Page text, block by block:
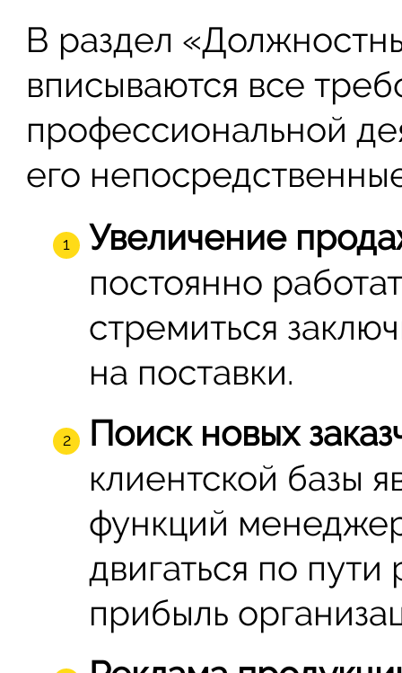
В раздел
вписываются все
профессиональной
его
Увеличение
постоянно
стремиться
на поставки.
Поиск новых
клиентской базы
функций
двигаться по пути
прибыль